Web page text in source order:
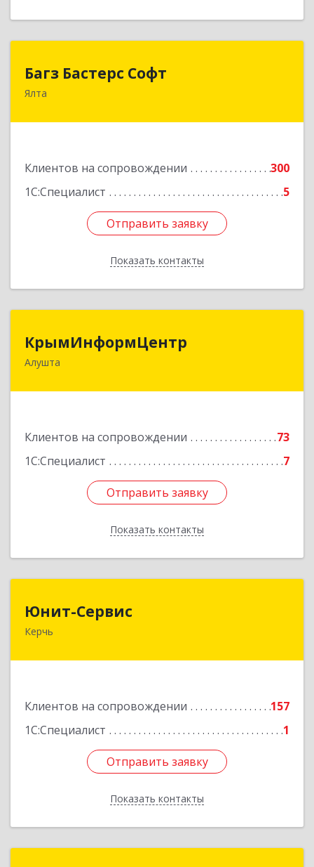
Багз Бастерс Софт
Ялта
Клиентов на сопровождении
300
1С:Специалист
5
Отправить заявку
Показать контакты
Багз Бастерс Софт
298603, Крым Респ, Ялта г, Свердлова ул, дом №
Отправить заявку
Назад
КрымИнформЦентр
Алушта
Клиентов на сопровождении
73
1С:Специалист
7
Отправить заявку
Показать контакты
298500, Крым Респ, Алушта г, Горького ул, дом
Отправить заявку
Назад
Юнит-Сервис
Керчь
Клиентов на сопровождении
157
1С:Специалист
1
Отправить заявку
Показать контакты
298300, Крым Респ, Керчь г, Кооперативный
Отправить заявку
Назад